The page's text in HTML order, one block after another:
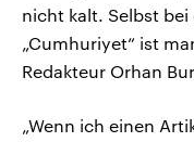
nicht kalt. Selbst
„Cumhuriyet“ ist
Redakteur Orhan
„Wenn ich einen